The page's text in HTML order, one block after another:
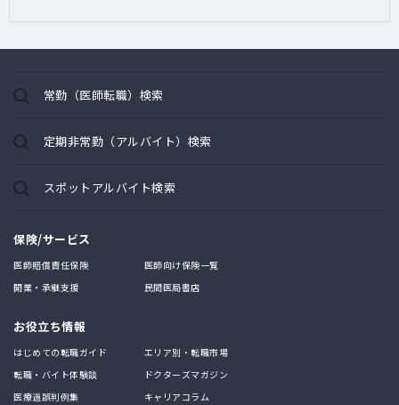
常勤（医師転職）検索
定期非常勤（アルバイト）検索
スポットアルバイト検索
保険/サービス
医師賠償責任保険
医師向け保険一覧
開業・承継支援
民間医局書店
お役立ち情報
はじめての転職ガイド
エリア別・転職市場
転職・バイト体験談
ドクターズマガジン
医療過誤判例集
キャリアコラム